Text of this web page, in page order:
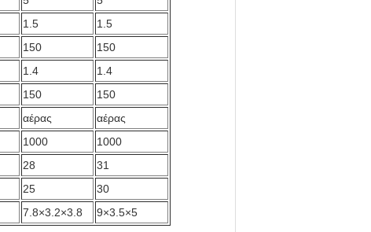
1.5
1.5
150
150
1.4
1.4
150
150
αέρας
αέρας
1000
1000
28
31
25
30
7.8×3.2×3.8 9×3.5×5